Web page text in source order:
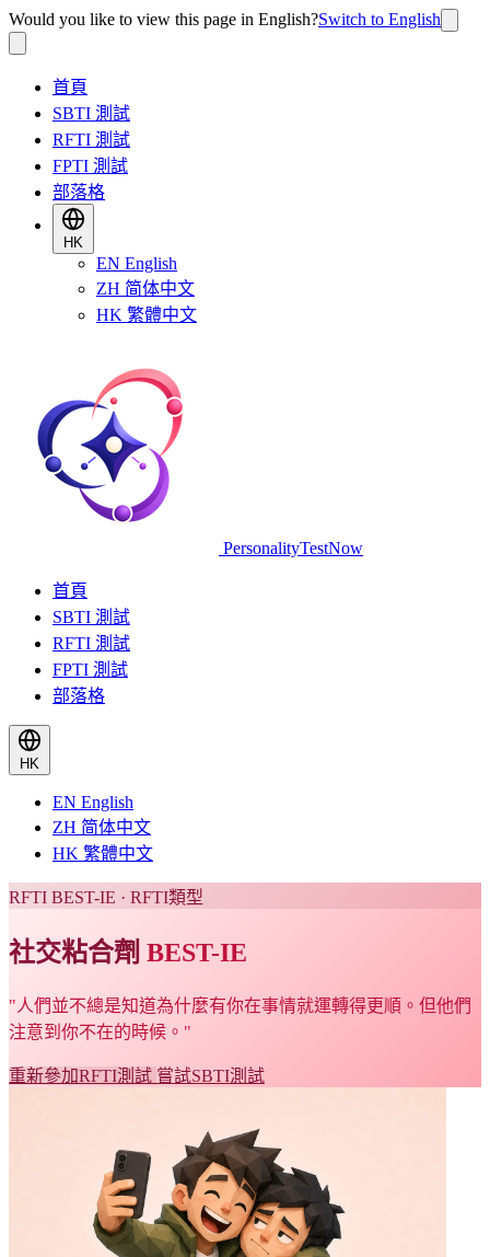
Would you like to view this page in English?Switch to English
首頁
SBTI 測試
RFTI 測試
FPTI 測試
部落格
HK
EN English
ZH 简体中文
HK 繁體中文
PersonalityTestNow
首頁
SBTI 測試
RFTI 測試
FPTI 測試
部落格
HK
EN English
ZH 简体中文
HK 繁體中文
RFTI BEST-IE · RFTI類型
社交粘合劑 BEST-IE
"人們並不總是知道為什麼有你在事情就運轉得更順。但他們
注意到你不在的時候。"
重新參加RFTI測試 嘗試SBTI測試